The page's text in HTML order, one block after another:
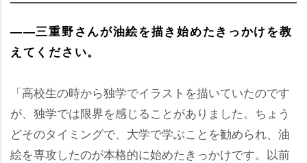
――三重野さんが油絵を描き始めたきっかけを教
えてください。
「高校生の時から独学でイラストを描いていたのです
が、独学では限界を感じることがありました。ちょう
どそのタイミングで、大学で学ぶことを勧められ、油
絵を専攻したのが本格的に始めたきっかけです。以前